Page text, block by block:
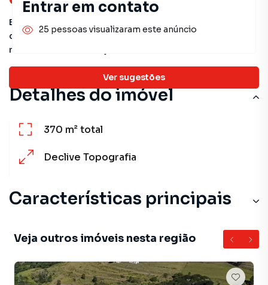
Este imóvel não está mais disponível, mas você pode
conferir outros em nosso site ou deixar seu contato para
receber mais informações.
Ver sugestões
Detalhes do imóvel
370 m²total
Declive Topografia
Características principais
Veja outros imóveis nesta região
Entrar em contato
25 pessoas visualizaram este anúncio